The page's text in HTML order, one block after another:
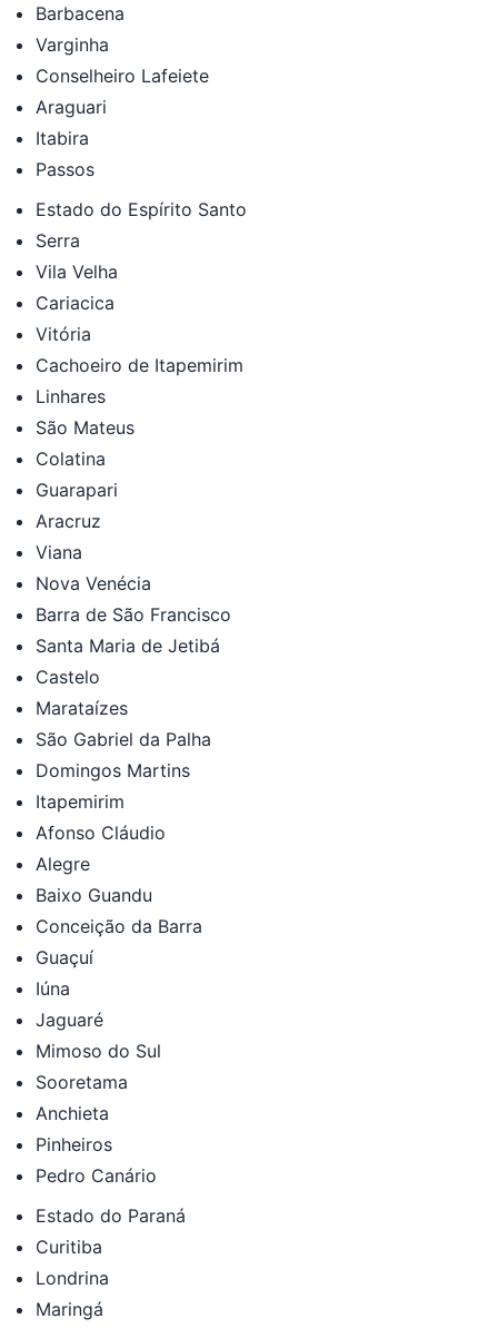
Barbacena
Varginha
Conselheiro Lafeiete
Araguari
Itabira
Passos
Estado do Espírito Santo
Serra
Vila Velha
Cariacica
Vitória
Cachoeiro de Itapemirim
Linhares
São Mateus
Colatina
Guarapari
Aracruz
Viana
Nova Venécia
Barra de São Francisco
Santa Maria de Jetibá
Castelo
Marataízes
São Gabriel da Palha
Domingos Martins
Itapemirim
Afonso Cláudio
Alegre
Baixo Guandu
Conceição da Barra
Guaçuí
Iúna
Jaguaré
Mimoso do Sul
Sooretama
Anchieta
Pinheiros
Pedro Canário
Estado do Paraná
Curitiba
Londrina
Maringá